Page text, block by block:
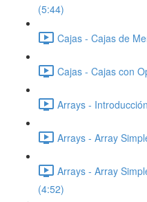
(5:44)
Cajas - Cajas de
Cajas - Cajas con
Arrays -
Arrays - Array
Arrays - Array
(4:52)